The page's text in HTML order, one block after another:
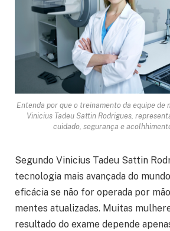
Entenda por que o treinamento da equipe de
Vinicius Tadeu Sattin Rodrigues,
cuidado, segurança e
Segundo Vinicius Tadeu Sattin
tecnologia mais avançada do
eficácia se não for operada por
mentes atualizadas. Muitas
resultado do exame depende